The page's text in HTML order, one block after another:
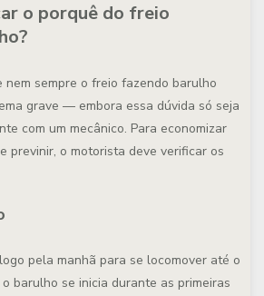
o porquê do freio
nem sempre o freio fazendo barulho
grave — embora essa dúvida só seja
com um mecânico. Para economizar
previnir, o motorista deve verificar os
pela manhã para se locomover até o
barulho se inicia durante as primeiras